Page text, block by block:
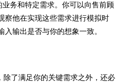
务和特定需求。你可以向售前顾
察他在实现这些需求进行模拟时
入输出是否与你的想象一致。
除了满足你的关键需求之外，还必